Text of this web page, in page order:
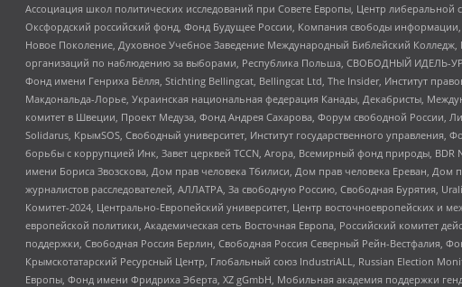
Ассоциация школ политических исследований при Совете Европы, Центр
Оксфордский российский фонд, Фонд Будущее России, Компания свободы информации,
Новое Поколение, Духовное Учебное Заведение Международный Библейский
организаций по наблюдению за выборами, Республика Польша, СВОБОДНЫЙ ИДЕЛЬ-
Фонд имени Генриха Бёлля, Stichting Bellingcat, Bellingcat Ltd, The Insider, Институт
Макдональда-Лорье, Украинская национальная федерация Канады, Декабристы,
комитет в Швеции, Проект Медуза, Фонд Андрея Сахарова, Форум свободной России,
Solidarus, КрымSOS, Свободный университет, Институт государственного
борьбы с коррупцией Инк, Завет церквей TCCN, Агора, Всемирный фонд природы,
имени Бориса Звозскова, Дом прав человека Тбилиси, Дом прав человека Ереван,
журналистов расследователей, АЛЛАТРА, За свободную Россию, Свободная Бурятия,
Комитет-2024, Центрально-Европейский университет, Центр восточноевропейских и
европейской политики, Академическая сеть Восточная Европа, Российский комитет
поддержки, Свободная Россия Берлин, Свободная Россия Северный Рейн-Вестфалия,
Крымскотатарский Ресурсный Центр, Глобальный союз IndustriALL, Russian Election
Европы, Фонд имени Фридриха Эберта, XZ gGmbH, Мобильная академия поддержки